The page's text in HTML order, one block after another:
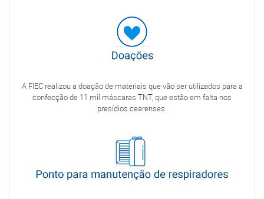
A FIEC realizou a doação de materiais que vão ser utilizados para a
confecção de 11 mil máscaras TNT, que estão em falta nos
presídios cearenses.